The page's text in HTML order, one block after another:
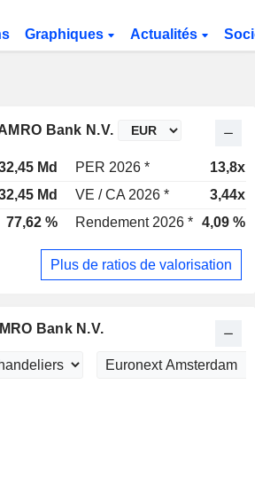
Graphiques Actualités
Bank N.V.
Md PER 2026 *
13,8x
Md VE / CA 2026 *
3,44x
77,62 % Rendement 2026 * 4,09 %
Plus de ratios de valorisation
Bank N.V.